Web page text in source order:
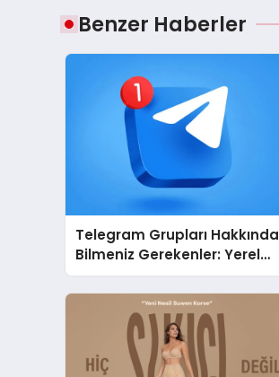
Benzer Haberler
Telegram Grupları Hakkında
Bilmeniz Gerekenler: Yerel
Telegram Gruplarıyla
Şehrinizdeki Topluluklara